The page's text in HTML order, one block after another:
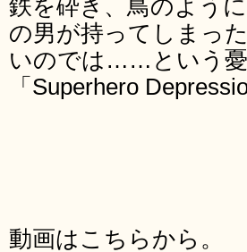
鉄を砕き、鳥のよう
の男が持ってしまっ
いのでは……という憂
「Superhero
動画はこちらから。